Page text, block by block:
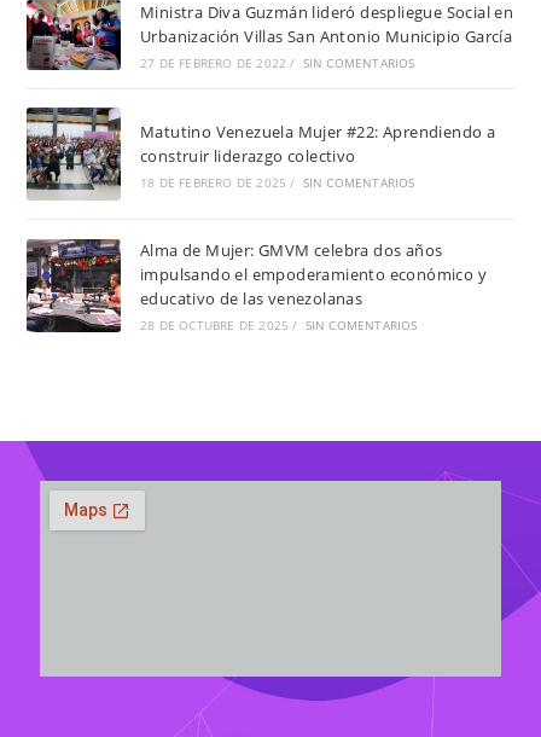
Ministra Diva Guzmán lideró despliegue Social en
Urbanización Villas San Antonio Municipio García
27 DE FEBRERO DE 2022 / SIN COMENTARIOS
Matutino Venezuela Mujer #22: Aprendiendo a
construir liderazgo colectivo
18 DE FEBRERO DE 2025 / SIN COMENTARIOS
Alma de Mujer: GMVM celebra dos años
impulsando el empoderamiento económico y
educativo de las venezolanas
28 DE OCTUBRE DE 2025 / SIN COMENTARIOS